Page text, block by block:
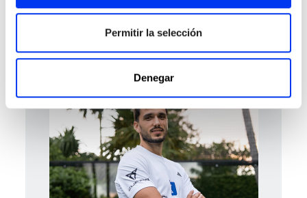
Permitir la selección
Denegar
Camiseta adidas FreeLift Airchill Climacool+
ver tallas